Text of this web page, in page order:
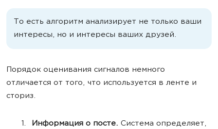
То есть алгоритм анализирует не только ваши
интересы, но и интересы ваших друзей.
Порядок оценивания сигналов немного
отличается от того, что используется в ленте и
сториз.
Информация о посте. Система определяет,